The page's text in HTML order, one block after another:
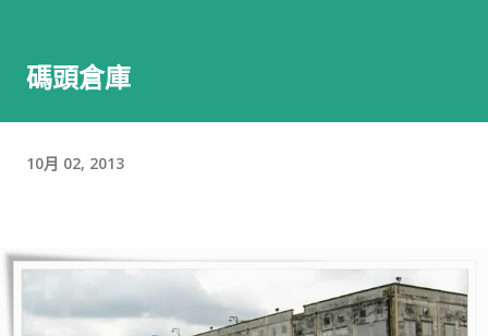
碼頭倉庫
10月 02, 2013